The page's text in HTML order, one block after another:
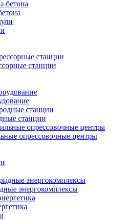
станции
станции
опрессовочные центры
энергокомплексы